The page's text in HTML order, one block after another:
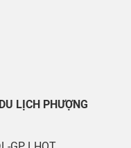
LỊCH PHƯỢNG